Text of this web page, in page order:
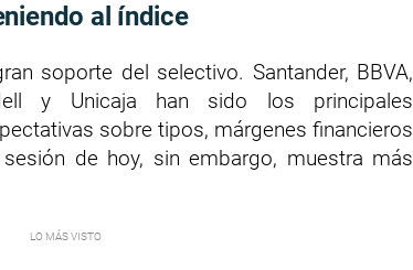
al índice
soporte del selectivo. Santander, BBVA,
y Unicaja han sido los principales
sobre tipos, márgenes financieros
de hoy, sin embargo, muestra más